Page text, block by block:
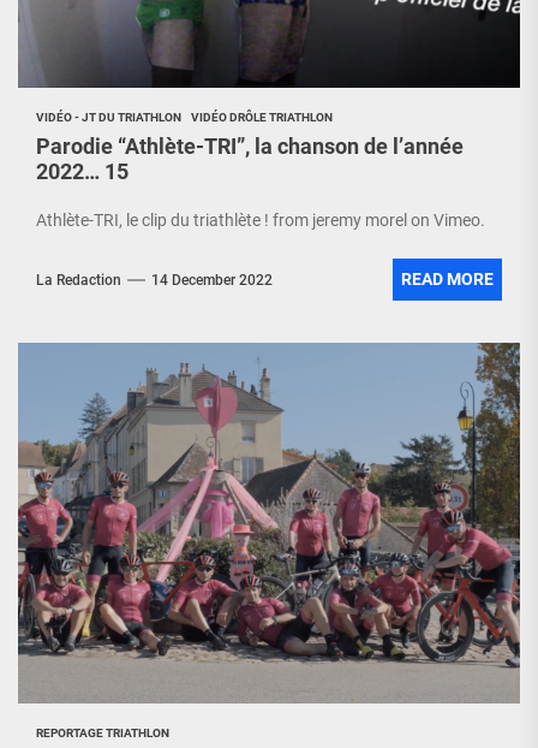
VIDÉO - JT DU TRIATHLON VIDÉO DRÔLE TRIATHLON
Parodie “Athlète-TRI”, la chanson de l’année
2022… 15
Athlète-TRI, le clip du triathlète ! from jeremy morel on Vimeo.
La Redaction 14 December 2022 READ MORE
REPORTAGE TRIATHLON